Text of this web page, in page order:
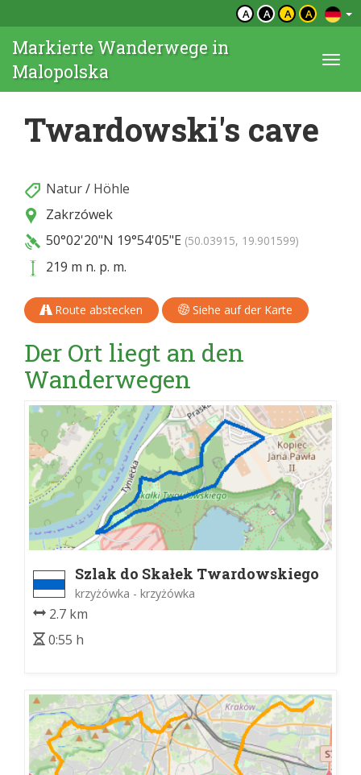
A A A A
Markierte Wanderwege in
Malopolska
Twardowski's cave
Natur/ Höhle
Zakrzówek
50°02'20"N 19°54'05"E (50.03915, 19.901599)
219 m n. p. m.
Route abstecken Siehe auf der Karte
Der Ort liegt an den
Wanderwegen
Szlak do Skałek Twardowskiego
krzyżówka - krzyżówka
2.7 km
0:55 h